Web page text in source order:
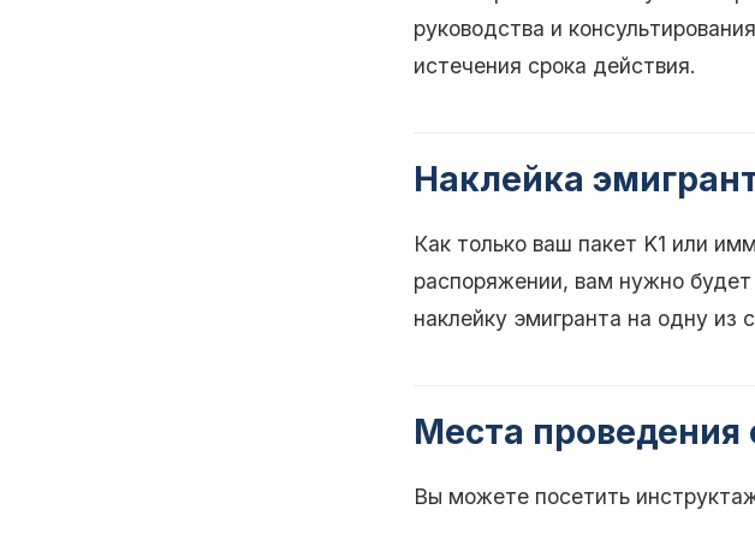
руководства и
истечения срока действия.
Наклейка
Как только ваш пакет K1 или
распоряжении, вам нужно
наклейку эмигранта на одну из
Места проведения
Вы можете посетить